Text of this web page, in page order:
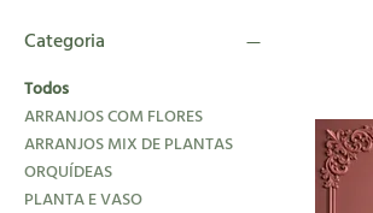
Categoria
Todos
ARRANJOS COM FLORES
ARRANJOS MIX DE PLANTAS
ORQUÍDEAS
PLANTA E VASO